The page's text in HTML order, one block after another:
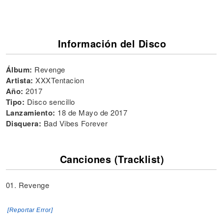
Información del Disco
Álbum: Revenge
Artista: XXXTentacion
Año: 2017
Tipo: Disco sencillo
Lanzamiento: 18 de Mayo de 2017
Disquera: Bad Vibes Forever
Canciones (Tracklist)
01. Revenge
[Reportar Error]